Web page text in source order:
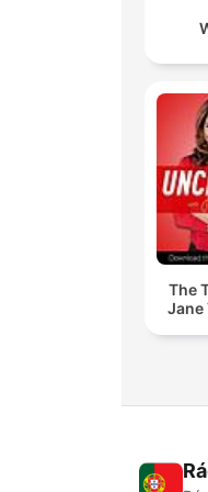
The